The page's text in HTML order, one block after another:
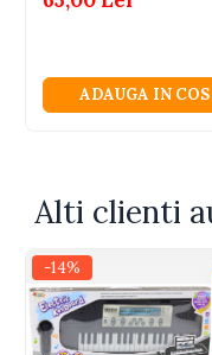
Avertisment:
Varsta recomandata:
ADAUGA IN COS
Alti clienti
-14%